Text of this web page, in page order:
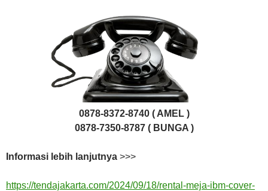
0878-8372-8740 ( AMEL )
0878-7350-8787 ( BUNGA )
Informasi lebih lanjutnya >>>
https://tendajakarta.com/2024/09/18/rental-meja-ibm-cover-